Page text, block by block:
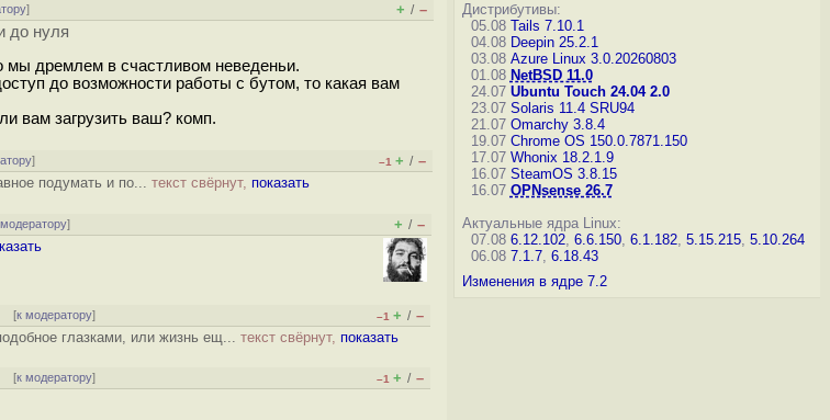
] + / –
до нуля
мы дремлем в счастливом неведеньи.
до возможности работы с бутом, то какая вам
вам загрузить ваш? комп.
] –1 + / –
подумать и по... текст свёрнут, показать
] + / –
[к модератору] –1 + / –
глазками, или жизнь ещ... текст свёрнут, показать
[к модератору] –1 + / –
Дистрибутивы:
05.08 Tails 7.10.1
04.08 Deepin 25.2.1
03.08 Azure Linux 3.0.20260803
01.08 NetBSD 11.0
24.07 Ubuntu Touch 24.04 2.0
23.07 Solaris 11.4 SRU94
21.07 Omarchy 3.8.4
19.07 Chrome OS 150.0.7871.150
17.07 Whonix 18.2.1.9
16.07 SteamOS 3.8.15
16.07 OPNsense 26.7
Актуальные ядра Linux:
07.08 6.12.102, 6.6.150, 6.1.182, 5.15.215, 5.10.264
06.08 7.1.7, 6.18.43
Изменения в ядре 7.2